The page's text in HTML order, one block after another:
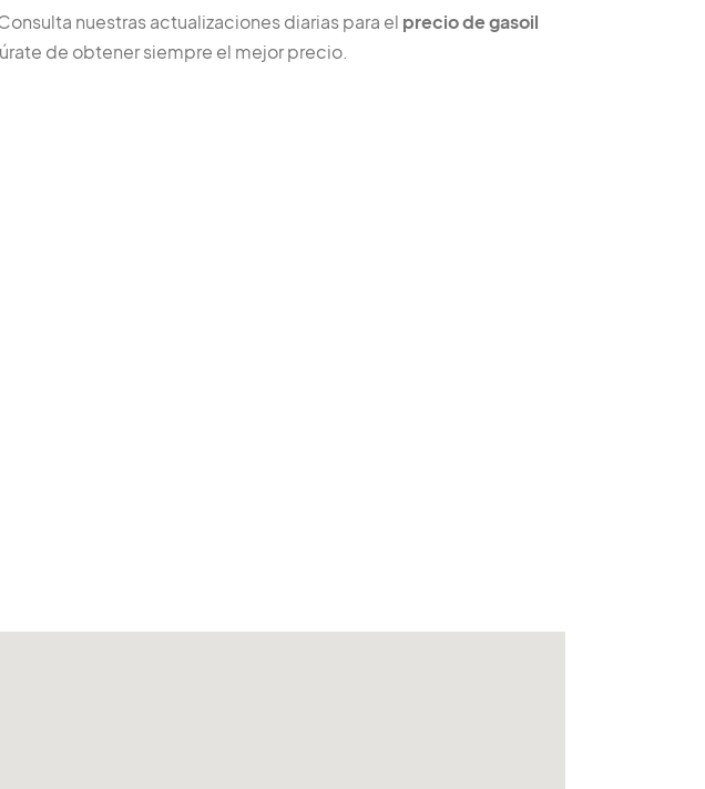
nuestras actualizaciones diarias para el precio de gasoil
de obtener siempre el mejor precio.